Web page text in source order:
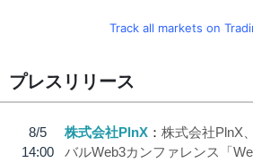
Track all markets on
プレスリリース
8/5
14:00
株式会社PlnX
株式会社PlnX
バルWeb3カンファレンス「